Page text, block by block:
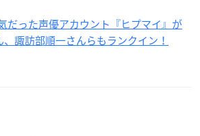
だった声優アカウント『ヒプマイ』が
諏訪部順一さんらもランクイン！